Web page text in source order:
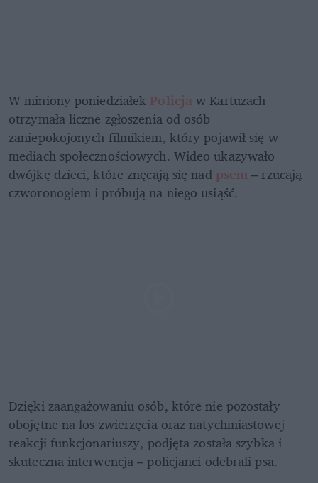
W miniony poniedziałek Policja w Kartuzach
otrzymała liczne zgłoszenia od osób
zaniepokojonych filmikiem, który pojawił się w
mediach społecznościowych. Wideo ukazywało
dwójkę dzieci, które znęcają się nad psem – rzucają
czworonogiem i próbują na niego usiąść.
Dzięki zaangażowaniu osób, które nie pozostały
obojętne na los zwierzęcia oraz natychmiastowej
reakcji funkcjonariuszy, podjęta została szybka i
skuteczna interwencja – policjanci odebrali psa.